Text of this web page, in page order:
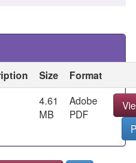
Size
Format
4.61
MB
Adobe
PDF